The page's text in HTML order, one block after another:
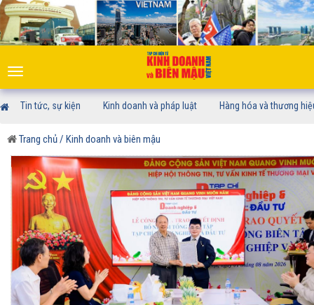
Toggle
navigation
Tin tức, sự kiện Kinh doanh và pháp luật Hàng hóa và thương
Trang chủ/ Kinh doanh và biên mậu